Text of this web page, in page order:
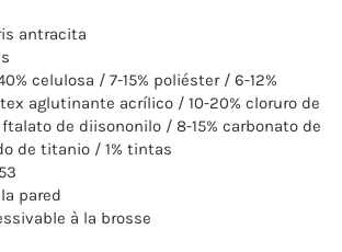
antracita
celulosa / 7-15% poliéster / 6-12%
aglutinante acrílico / 10-20% cloruro de
de diisononilo / 8-15% carbonato de
de titanio / 1% tintas
53
pared
à la brosse